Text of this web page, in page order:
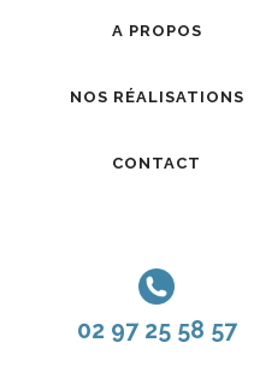
A PROPOS
NOS RÉALISATIONS
CONTACT
02 97 25 58 57